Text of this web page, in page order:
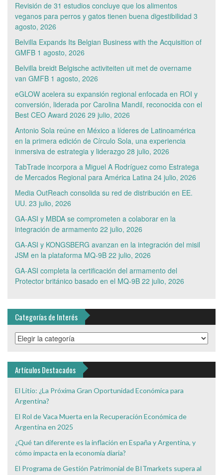
Revisión de 31 estudios concluye que los alimentos
veganos para perros y gatos tienen buena digestibilidad 3
agosto, 2026
Belvilla Expands Its Belgian Business with the Acquisition of
GMFB 1 agosto, 2026
Belvilla breidt Belgische activiteiten uit met de overname
van GMFB 1 agosto, 2026
eGLOW acelera su expansión regional enfocada en ROI y
conversión, liderada por Carolina Mandil, reconocida con el
Best CEO Award 2026 29 julio, 2026
Antonio Sola reúne en México a líderes de Latinoamérica
en la primera edición de Círculo Sola, una experiencia
inmersiva de estrategia y liderazgo 28 julio, 2026
TabTrade incorpora a Miguel A Rodríguez como Estratega
de Mercados Regional para América Latina 24 julio, 2026
Media OutReach consolida su red de distribución en EE.
UU. 23 julio, 2026
GA-ASI y MBDA se comprometen a colaborar en la
integración de armamento 22 julio, 2026
GA-ASI y KONGSBERG avanzan en la integración del misil
JSM en la plataforma MQ-9B 22 julio, 2026
GA-ASI completa la certificación del armamento del
Protector británico basado en el MQ-9B 22 julio, 2026
Categorías de Interés
Categorías
de
Artículos Destacados
El Litio: ¿La Próxima Gran Oportunidad Económica para
Argentina?
El Rol de Vaca Muerta en la Recuperación Económica de
Argentina en 2025
¿Qué tan diferente es la inflación en España y Argentina, y
cómo impacta en la economía diaria?
El Programa de Gestión Patrimonial de BITmarkets supera al